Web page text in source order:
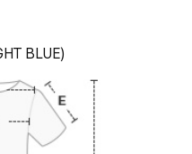
BLUE)